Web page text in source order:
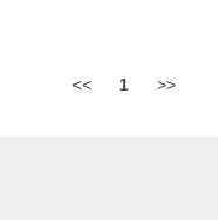
<< 1 >>